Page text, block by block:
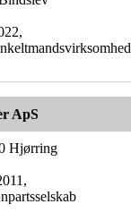
ApS
Hjørring